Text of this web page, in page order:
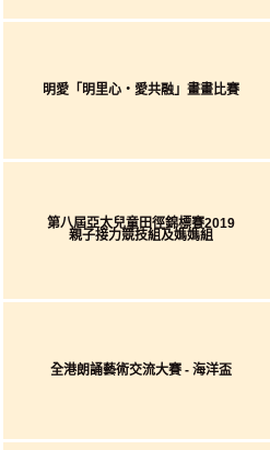
明愛「明里心‧愛共融」畫畫比賽
第八屆亞太兒童田徑錦標賽2019
親子接力競技組及媽媽組
全港朗誦藝術交流大賽 - 海洋盃